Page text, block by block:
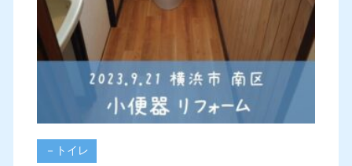
－トイレ